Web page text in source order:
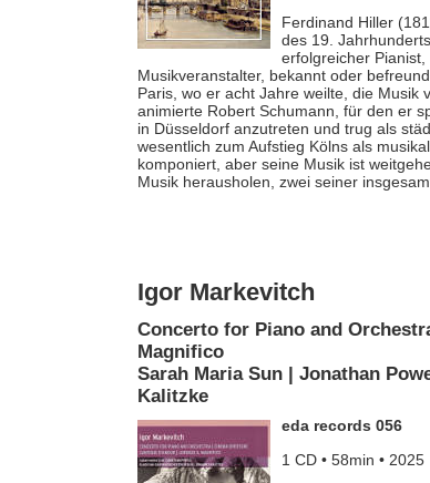
Ferdinand Hiller
des 19.
erfolgreicher
Musikveranstalter, bekannt oder
Paris, wo er acht Jahre weilte, die Musik
animierte Robert Schumann, für den er
in Düsseldorf anzutreten und trug als
wesentlich zum Aufstieg Kölns als
komponiert, aber seine Musik ist
Musik herausholen, zwei seiner
Igor Markevitch
Concerto for Piano and
Magnifico
Sarah Maria Sun | Jonathan
Kalitzke
eda records 056
1 CD • 58min • 2025